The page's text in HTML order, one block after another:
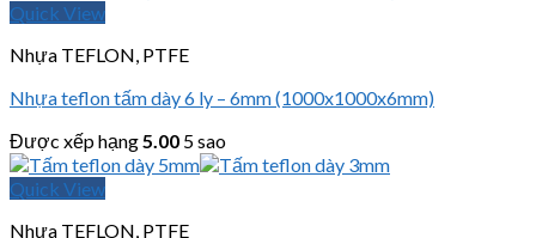
Quick View
Nhựa TEFLON, PTFE
Nhựa teflon tấm dày 6 ly – 6mm (1000x1000x6mm)
Được xếp hạng5.00 5 sao
Quick View
Nhựa TEFLON, PTFE